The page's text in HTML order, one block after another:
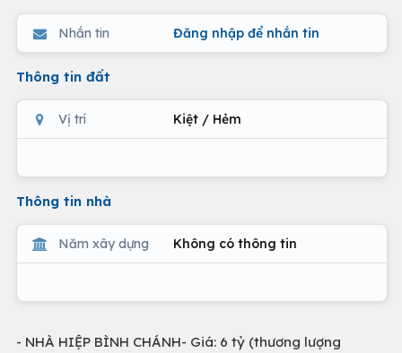
Nhắn tin Đăng nhập để nhắn tin
Thông tin đất
Vị trí Kiệt / Hẻm
Thông tin nhà
Năm xây dựng Không có thông tin
- NHÀ HIỆP BÌNH CHÁNH- Giá: 6 tỷ (thương lượng